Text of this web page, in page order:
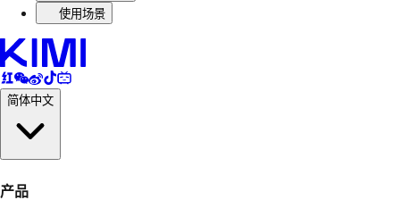
使用场景
简体中文
产品